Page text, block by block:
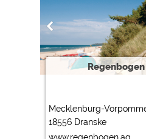
Mecklenburg-
18556 Dranske
www.regenbogen.ag